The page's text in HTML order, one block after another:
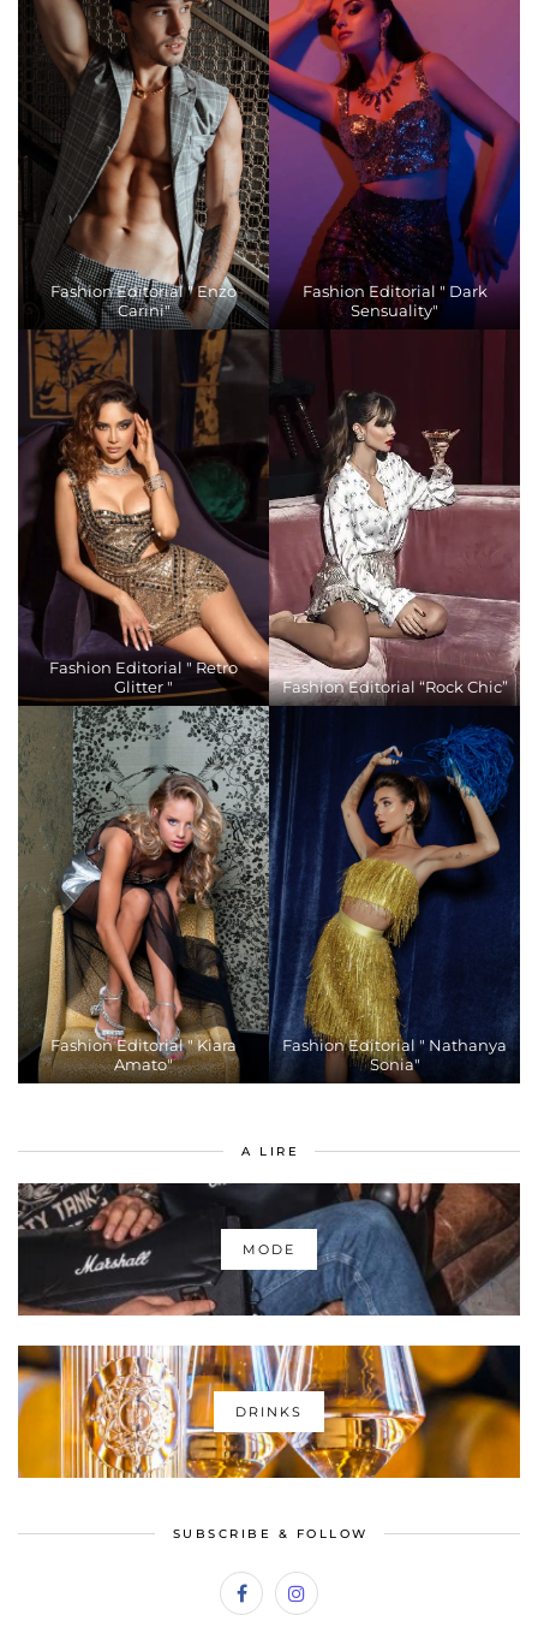
Fashion Editorial " Enzo
Carini"
Fashion Editorial " Dark
Sensuality"
Fashion Editorial " Retro
Glitter "
Fashion Editorial “Rock Chic”
Fashion Editorial " Kiara
Amato"
Fashion Editorial " Nathanya
Sonia"
A LIRE
MODE
DRINKS
SUBSCRIBE & FOLLOW